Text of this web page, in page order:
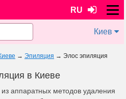
RU
Киев
→ Эпиляция → Элос эпиляция
в Киеве
аппаратных методов удаления